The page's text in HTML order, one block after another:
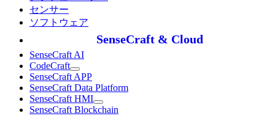
センサー
ソフトウェア
SenseCraft & Cloud
SenseCraft AI
CodeCraft
SenseCraft APP
SenseCraft Data Platform
SenseCraft HMI
SenseCraft Blockchain